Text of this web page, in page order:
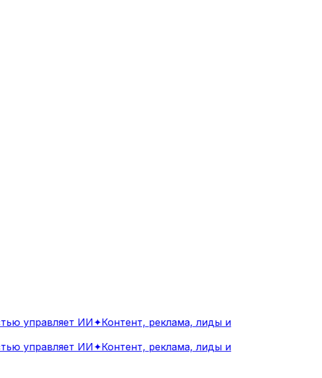
управляет ИИ✦Контент, реклама, лиды и
управляет ИИ✦Контент, реклама, лиды и